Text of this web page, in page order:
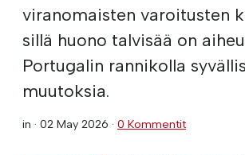
viranomaisten varoitusten
sillä huono talvisää on
Portugalin rannikolla
muutoksia.
in · 02 May 2026 · 0 Kommentit